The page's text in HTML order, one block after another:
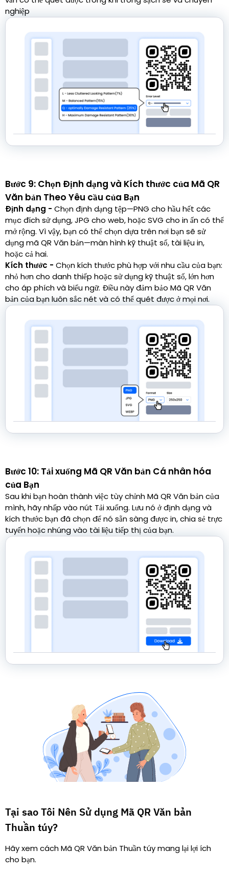
nghiệp
Bước 9: Chọn Định dạng và Kích thước của Mã QR
Văn bản Theo Yêu cầu của Bạn
Định dạng - Chọn định dạng tệp—PNG cho hầu hết các
mục đích sử dụng, JPG cho web, hoặc SVG cho in ấn có thể
mở rộng. Vì vậy, bạn có thể chọn dựa trên nơi bạn sẽ sử
dụng mã QR Văn bản—màn hình kỹ thuật số, tài liệu in,
hoặc cả hai.
Kích thước - Chọn kích thước phù hợp với nhu cầu của bạn:
nhỏ hơn cho danh thiếp hoặc sử dụng kỹ thuật số, lớn hơn
cho áp phích và biểu ngữ. Điều này đảm bảo Mã QR Văn
bản của bạn luôn sắc nét và có thể quét được ở mọi nơi.
Bước 10: Tải xuống Mã QR Văn bản Cá nhân hóa
của Bạn
Sau khi bạn hoàn thành việc tùy chỉnh Mã QR Văn bản của
mình, hãy nhấp vào nút Tải xuống. Lưu nó ở định dạng và
kích thước bạn đã chọn để nó sẵn sàng được in, chia sẻ trực
tuyến hoặc nhúng vào tài liệu tiếp thị của bạn.
Tại sao Tôi Nên Sử dụng Mã QR Văn bản
Thuần túy?
Hãy xem cách Mã QR Văn bản Thuần túy mang lại lợi ích
cho bạn.